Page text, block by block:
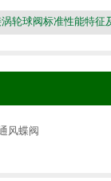
轮球阀标准性能特征
风蝶阀